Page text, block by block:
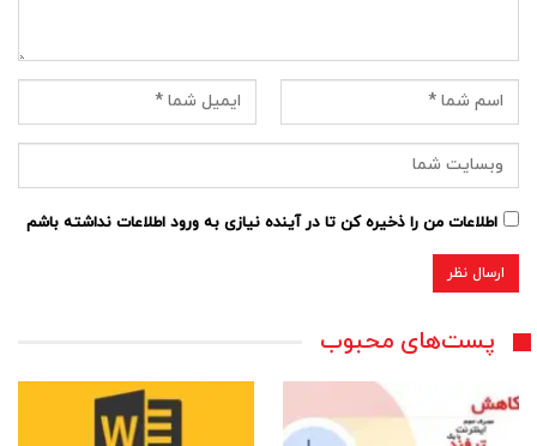
اطلاعات من را ذخیره کن تا در آینده نیازی به ورود اطلاعات نداشته باشم
پست‌های محبوب